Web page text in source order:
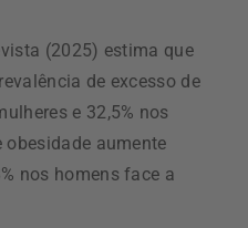
(2025) estima que
de excesso de
e 32,5% nos
obesidade aumente
nos homens face a